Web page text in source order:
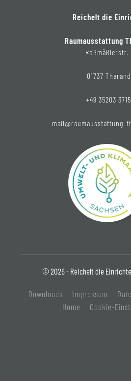
Reichelt die
Raumausstattung
Roßmäßlerstr.
01737
+49 35203
mail@raumausstattung-
© 2026 - Reichelt die
Downloads Impressum
Home
Cookie-